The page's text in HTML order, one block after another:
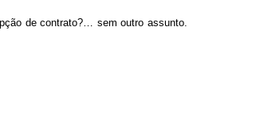
de contrato?… sem outro assunto.